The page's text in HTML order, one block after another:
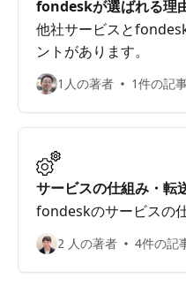
fondeskが選ばれる理
他社サービスと
ントがあります。
1人の著者 1件の記
サービスの仕組み・転
fondeskのサービスの
2 人の著者 4件の記